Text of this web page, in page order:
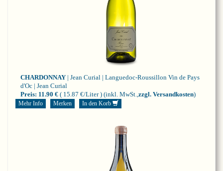
CHARDONNAY | Jean Curial | Languedoc-Roussillon Vin de Pays
d'Oc | Jean Curial
Preis: 11.90 € ( 15.87 €/Liter ) (inkl. MwSt., zzgl. Versandkosten)
Mehr Info Merken In den Korb